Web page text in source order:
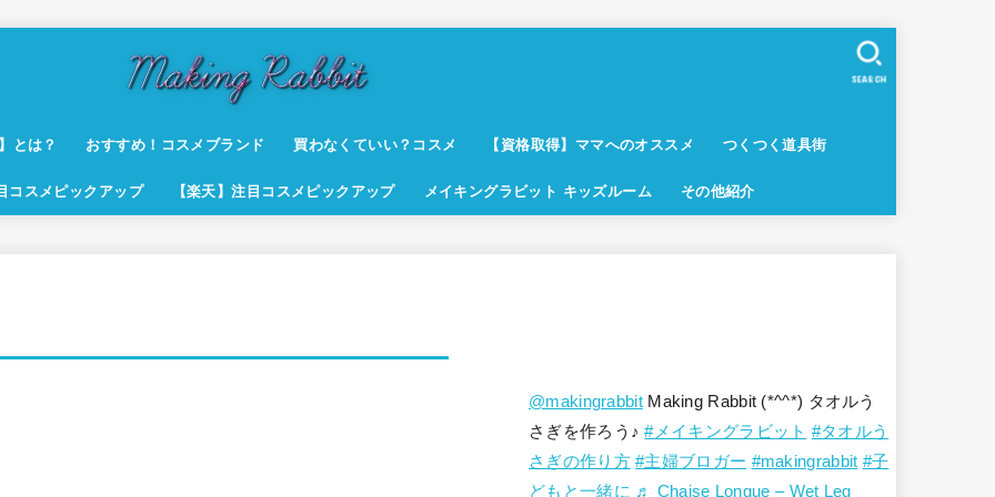
とは？ おすすめ！コスメブランド 買わなくていい？コスメ 【資格取得】ママへのオススメ つくつく道具街
コスメピックアップ 【楽天】注目コスメピックアップ メイキングラビット キッズルーム その他紹介
SEARCH
@makingrabbitMaking Rabbit (*^^*) タオルう
さぎを作ろう♪#メイキングラビット #タオルう
さぎの作り方 #主婦ブロガー #makingrabbit #子
どもと一緒に ♬ Chaise Longue – Wet Leg